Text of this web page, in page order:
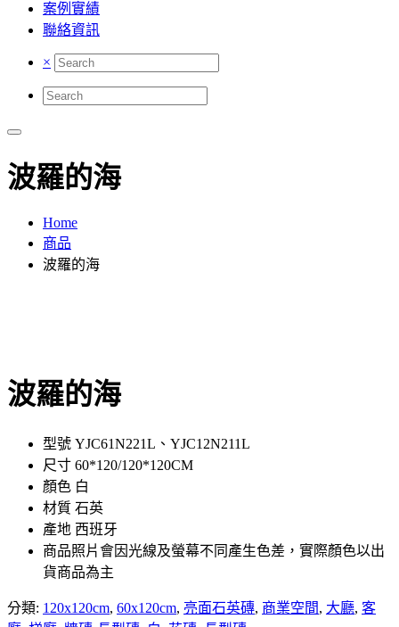
案例實績
聯絡資訊
×
波羅的海
Home
商品
波羅的海
波羅的海
型號 YJC61N221L、YJC12N211L
尺寸 60*120/120*120CM
顏色 白
材質 石英
產地 西班牙
商品照片會因光線及螢幕不同產生色差，實際顏色以出
貨商品為主
分類: 120x120cm, 60x120cm, 亮面石英磚, 商業空間, 大廳, 客